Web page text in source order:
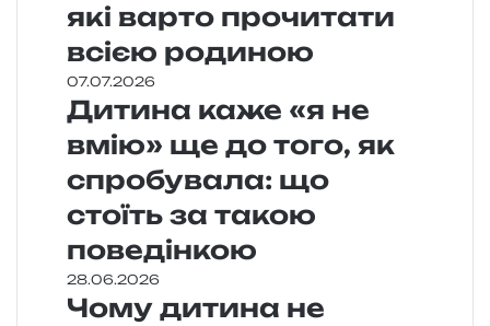
які варто прочитати
всією родиною
07.07.2026
Дитина каже «я не
вмію» ще до того, як
спробувала: що
стоїть за такою
поведінкою
28.06.2026
Чому дитина не